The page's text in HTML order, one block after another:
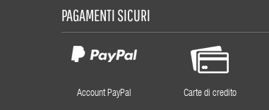
PAGAMENTI SICURI
Account PayPal Carte di credito